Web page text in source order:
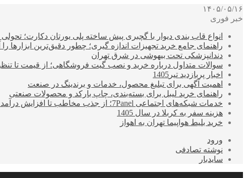
۱۴۰۵/۰۵/۱۶
خبر فوری
انواع قاب بندی دیوار با گچبری پیش ساخته پلی یورتان دکارت؛
راهنمای جامع خرید تجهیزات اندازه گیری؛ چطور دقیق‌ترین ابزارها را
دندانپزشکی تحت بیهوشی در شرق تهران
سوالات متداول درباره خرید و نصب گیت فروشگاهی؛ از قیمت تا
اخبار پربازدید تیر1405
اهمیت آگهی برای تبلیغ محصول، خدمات و برندینگ در صنعت
راهنمای خرید لیبل برای بسته‌بندی، چاپ بارکد و محصولات صنعتی
خدمات شبکه‌های اجتماعی 7Panel؛ از جذب مخاطب تا افزایش درآمد
هزینه سفر به کربلا در سال 1405
خرید بلیط هواپیما تهران به اهواز
ورود
نوشته تصادفی
سایدبار